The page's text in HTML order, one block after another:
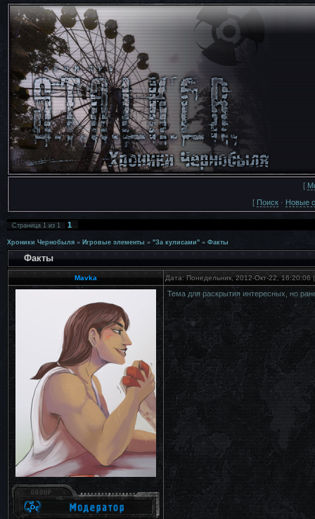
[
[ Поиск · Новые
Страница1из1 1
Хроники Чернобыля » Игровые элементы » "За кулисами" » Факты
Факты
Mavka Дата: Понедельник, 2012-Окт-22,
Тема для раскрытия интересных, но